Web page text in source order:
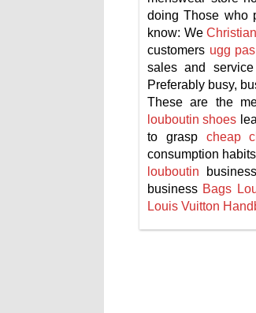
doing Those who
know: We
customers ugg
sales and
Preferably busy,
These are the
louboutin shoes
to grasp cheap
consumption
louboutin
business Bags
Louis Vuitton